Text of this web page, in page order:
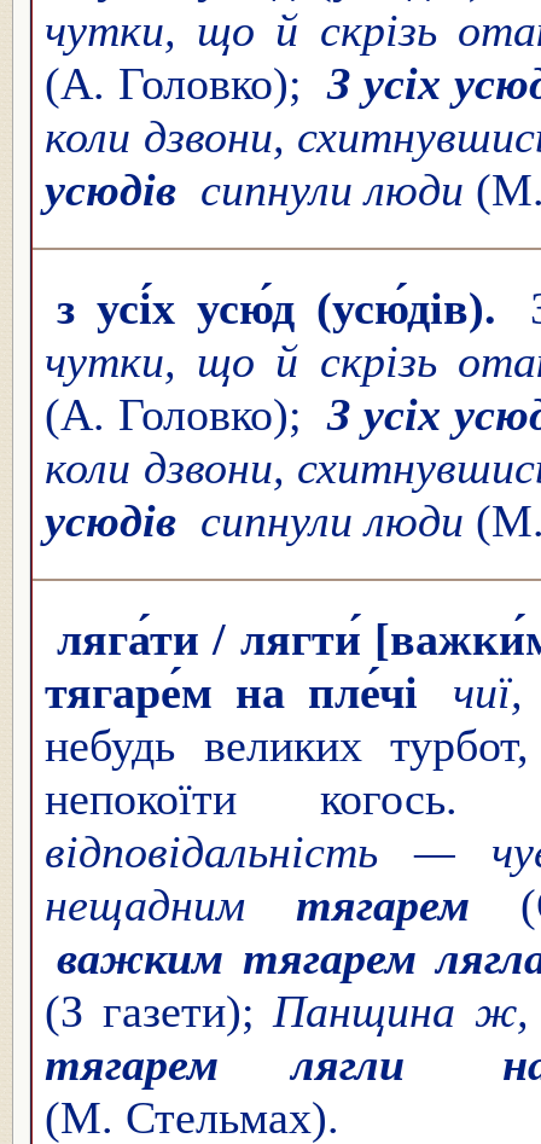
чутки, що й скрізь
(А. Головко); З усіх
коли дзвони,
усюдів сипнули люди (М.
з усі́х усю́д (усю́дів).
чутки, що й скрізь
(А. Головко); З усіх
коли дзвони,
усюдів сипнули люди (М.
ляга́ти / лягти́
тягаре́м на пле́чі
небудь великих
непокоїти когось.
відповідальність
нещадним
тягарем
важким тягарем
(З газети); Панщина ж,
тягарем лягли
(М. Стельмах).